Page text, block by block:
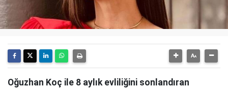
Oğuzhan Koç ile 8 aylık evliliğini sonlandıran